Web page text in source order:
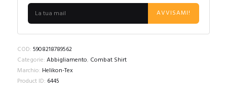
AVVISAMI!
COD: 5908218789562
Categorie: Abbigliamento, Combat Shirt
Marchio: Helikon-Tex
Product ID: 6445